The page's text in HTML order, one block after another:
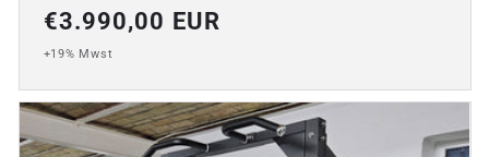
Normaler
Preis
€3.990,00 EUR
+19% Mwst